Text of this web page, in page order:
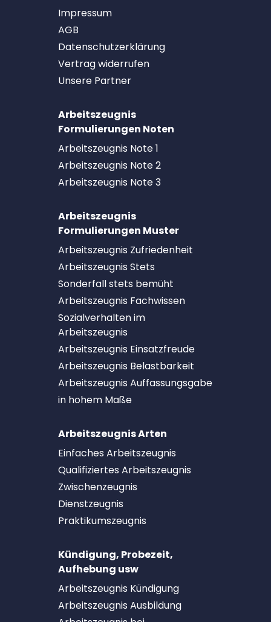
Impressum
AGB
Datenschutzerklärung
Vertrag widerrufen
Unsere Partner
Arbeitszeugnis
Formulierungen Noten
Arbeitszeugnis Note 1
Arbeitszeugnis Note 2
Arbeitszeugnis Note 3
Arbeitszeugnis
Formulierungen Muster
Arbeitszeugnis Zufriedenheit
Arbeitszeugnis Stets
Sonderfall stets bemüht
Arbeitszeugnis Fachwissen
Sozialverhalten im
Arbeitszeugnis
Arbeitszeugnis Einsatzfreude
Arbeitszeugnis Belastbarkeit
Arbeitszeugnis Auffassungsgabe
in hohem Maße
Arbeitszeugnis Arten
Einfaches Arbeitszeugnis
Qualifiziertes Arbeitszeugnis
Zwischenzeugnis
Dienstzeugnis
Praktikumszeugnis
Kündigung, Probezeit,
Aufhebung usw
Arbeitszeugnis Kündigung
Arbeitszeugnis Ausbildung